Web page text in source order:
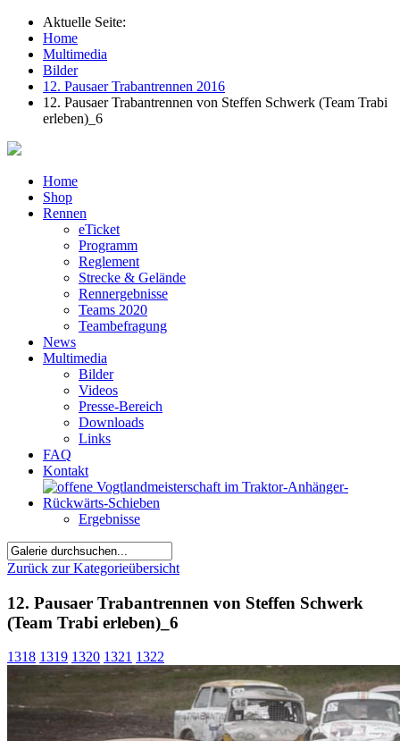
Aktuelle Seite:
Home
Multimedia
Bilder
12. Pausaer Trabantrennen 2016
12. Pausaer Trabantrennen von Steffen Schwerk (Team Trabi
erleben)_6
Home
Shop
Rennen
eTicket
Programm
Reglement
Strecke & Gelände
Rennergebnisse
Teams 2020
Teambefragung
News
Multimedia
Bilder
Videos
Presse-Bereich
Downloads
Links
FAQ
Kontakt
Ergebnisse
Zurück zur Kategorieübersicht
12. Pausaer Trabantrennen von Steffen Schwerk
(Team Trabi erleben)_6
1318 1319 1320 1321 1322